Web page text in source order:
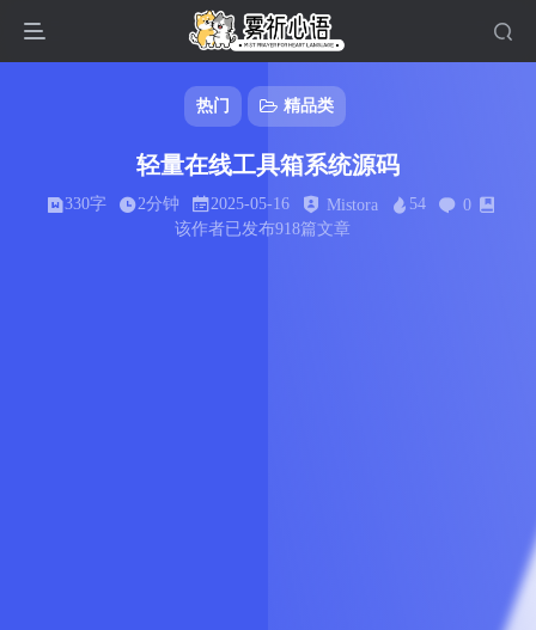
热门 精品类
轻量在线工具箱系统源码
330字 2分钟 2025-05-16 Mistora 54
0
该作者已发布918篇文章